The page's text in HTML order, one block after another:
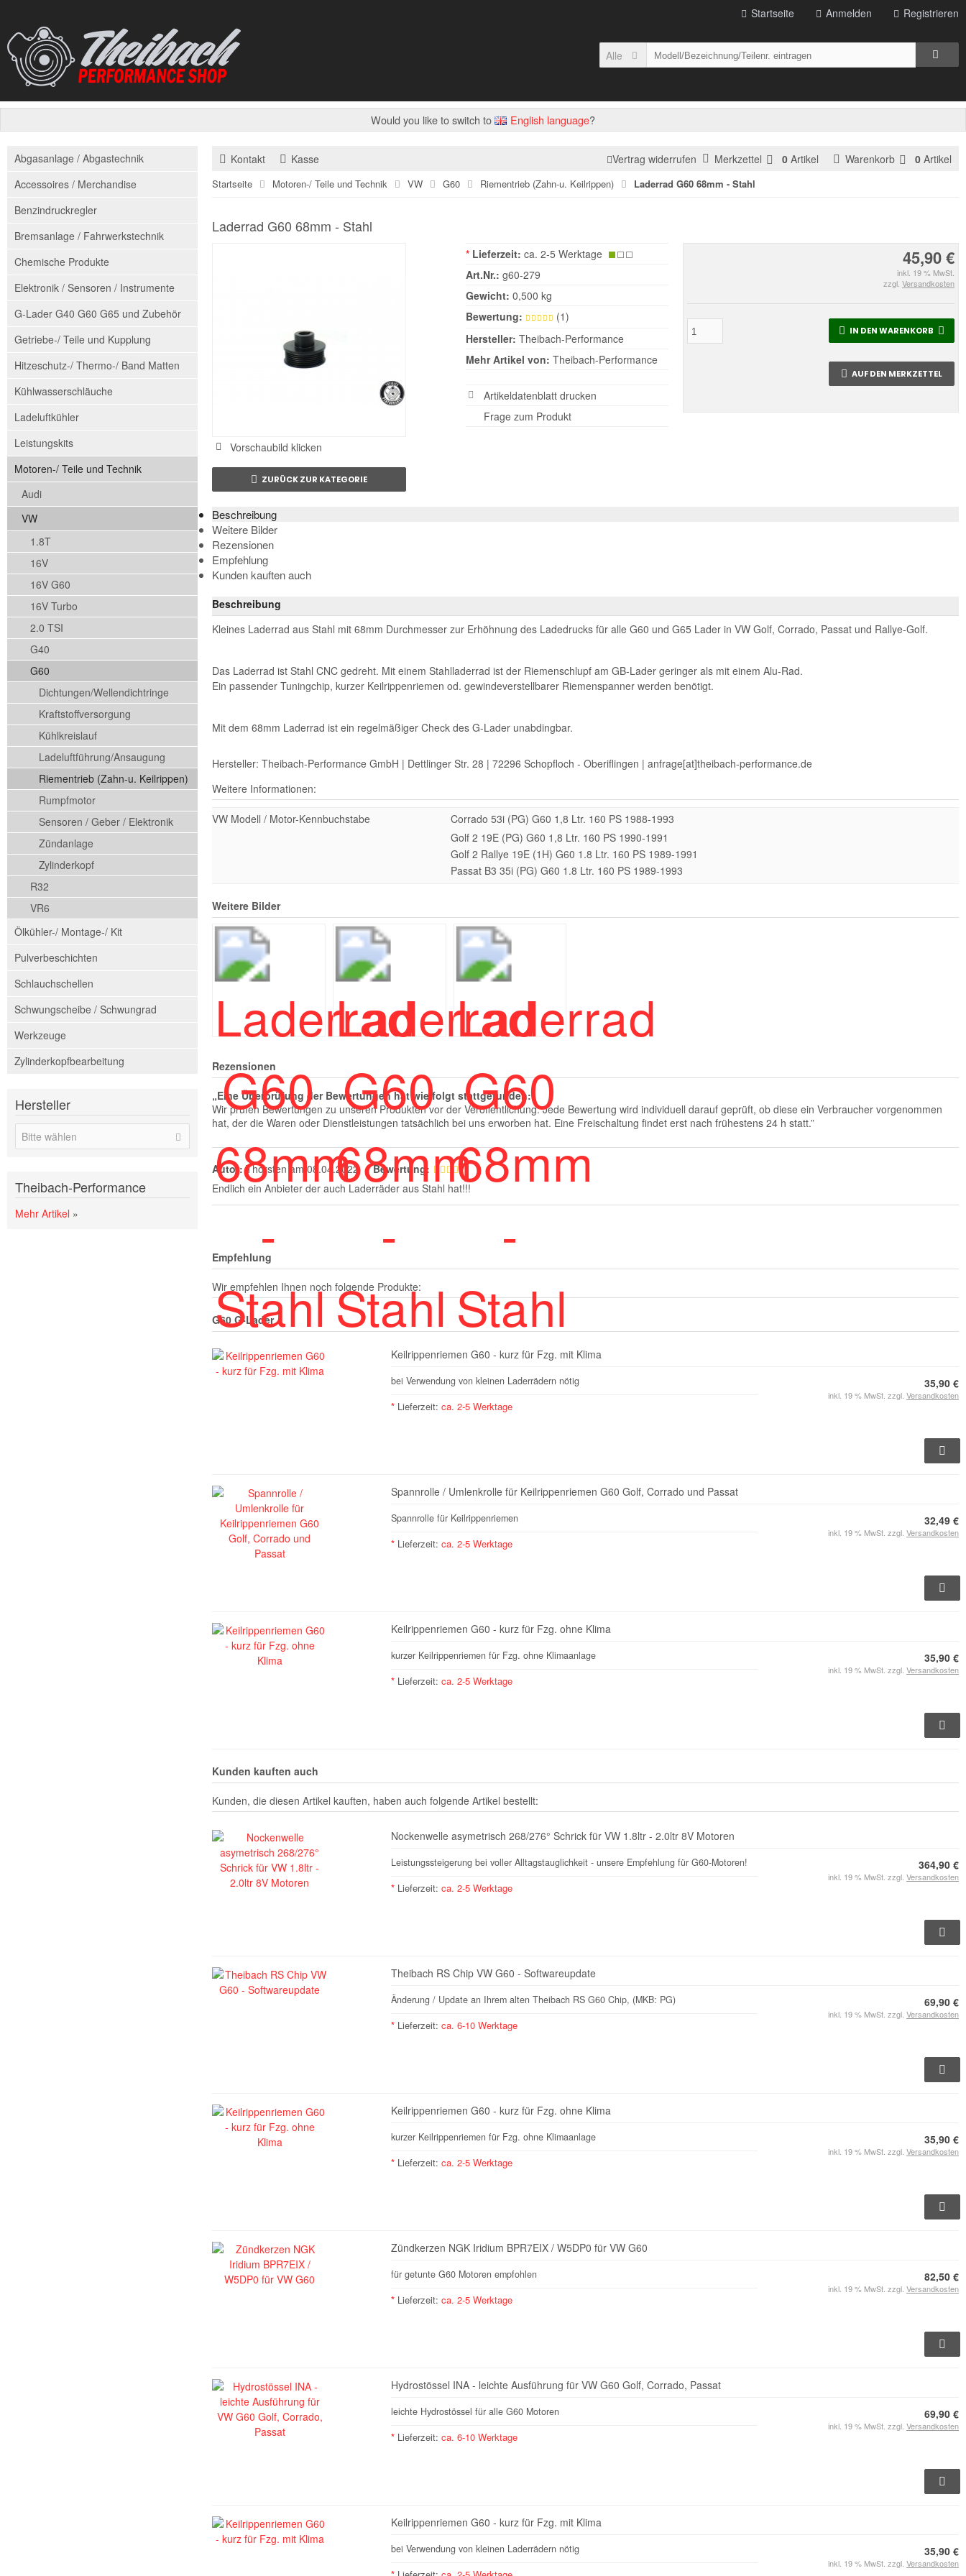
Registrieren
Anmelden
Startseite
Alle
Would you like to switch to English language?
Kontakt Kasse Warenkorb 0 Artikel
Vertrag widerrufen Merkzettel 0 Artikel
Startseite Motoren-/ Teile und Technik VW G60 Riementrieb (Zahn-u. Keilrippen) Laderrad G60 68mm - Stahl
Laderrad G60 68mm - Stahl
Vorschaubild klicken
ZURÜCK ZUR KATEGORIE
45,90 €
inkl. 19 % MwSt.
zzgl. Versandkosten
IN DEN WARENKORB
AUF DEN MERKZETTEL
* Lieferzeit: ca. 2-5 Werktage
Art.Nr.: g60-279
Gewicht: 0,500 kg
Bewertung:
(1)
Hersteller: Theibach-Performance
Mehr Artikel von: Theibach-Performance
Artikeldatenblatt drucken
Frage zum Produkt
Beschreibung
Weitere Bilder
Rezensionen
Empfehlung
Kunden kauften auch
Beschreibung
Kleines Laderrad aus Stahl mit 68mm Durchmesser zur Erhöhnung des Ladedrucks für alle G60 und G65 Lader in VW Golf, Corrado, Passat und Rallye-Golf.
Das Laderrad ist Stahl CNC gedreht. Mit einem Stahlladerrad ist der Riemenschlupf am GB-Lader geringer als mit einem Alu-Rad.
Ein passender Tuningchip, kurzer Keilrippenriemen od. gewindeverstellbarer Riemenspanner werden benötigt.
Mit dem 68mm Laderrad ist ein regelmäßiger Check des G-Lader unabdingbar.
Hersteller: Theibach-Performance GmbH | Dettlinger Str. 28 | 72296 Schopfloch - Oberiflingen | anfrage[at]theibach-performance.de
Weitere Informationen:
VW Modell / Motor-Kennbuchstabe
Corrado 53i (PG) G60 1,8 Ltr. 160 PS 1988-1993
Golf 2 19E (PG) G60 1,8 Ltr. 160 PS 1990-1991
Golf 2 Rallye 19E (1H) G60 1.8 Ltr. 160 PS 1989-1991
Passat B3 35i (PG) G60 1.8 Ltr. 160 PS 1989-1993
Weitere Bilder
Rezensionen
„Eine Überprüfung der Bewertungen hat wie folgt stattgefunden:
Wir prüfen Bewertungen zu unseren Produkten vor der Veröffentlichung. Jede Bewertung wird individuell darauf geprüft, ob diese ein Verbraucher vorgenommen
hat, der die Waren oder Dienstleistungen tatsächlich bei uns erworben hat. Eine Freischaltung findet erst nach frühestens 24 h statt.”
Autor: Thorstenam 08.04.2022Bewertung:
Endlich ein Anbieter der auch Laderräder aus Stahl hat!!!
Empfehlung
Wir empfehlen Ihnen noch folgende Produkte:
G60 G-Lader
Keilrippenriemen G60 - kurz für Fzg. mit Klima
bei Verwendung von kleinen Laderrädern nötig
* Lieferzeit:ca. 2-5 Werktage
35,90 €
inkl. 19 % MwSt. zzgl. Versandkosten
Spannrolle / Umlenkrolle für Keilrippenriemen G60 Golf, Corrado und Passat
Spannrolle für Keilrippenriemen
* Lieferzeit:ca. 2-5 Werktage
32,49 €
inkl. 19 % MwSt. zzgl. Versandkosten
Keilrippenriemen G60 - kurz für Fzg. ohne Klima
kurzer Keilrippenriemen für Fzg. ohne Klimaanlage
* Lieferzeit:ca. 2-5 Werktage
35,90 €
inkl. 19 % MwSt. zzgl. Versandkosten
Kunden kauften auch
Kunden, die diesen Artikel kauften, haben auch folgende Artikel bestellt:
Nockenwelle asymetrisch 268/276° Schrick für VW 1.8ltr - 2.0ltr 8V Motoren
Leistungssteigerung bei voller Alltagstauglichkeit - unsere Empfehlung für G60-Motoren!
* Lieferzeit:ca. 2-5 Werktage
364,90 €
inkl. 19 % MwSt. zzgl. Versandkosten
Theibach RS Chip VW G60 - Softwareupdate
Änderung / Update an Ihrem alten Theibach RS G60 Chip, (MKB: PG)
* Lieferzeit:ca. 6-10 Werktage
69,90 €
inkl. 19 % MwSt. zzgl. Versandkosten
Keilrippenriemen G60 - kurz für Fzg. ohne Klima
kurzer Keilrippenriemen für Fzg. ohne Klimaanlage
* Lieferzeit:ca. 2-5 Werktage
35,90 €
inkl. 19 % MwSt. zzgl. Versandkosten
Zündkerzen NGK Iridium BPR7EIX / W5DP0 für VW G60
für getunte G60 Motoren empfohlen
* Lieferzeit:ca. 2-5 Werktage
82,50 €
inkl. 19 % MwSt. zzgl. Versandkosten
Hydrostössel INA - leichte Ausführung für VW G60 Golf, Corrado, Passat
leichte Hydrostössel für alle G60 Motoren
* Lieferzeit:ca. 6-10 Werktage
69,90 €
inkl. 19 % MwSt. zzgl. Versandkosten
Keilrippenriemen G60 - kurz für Fzg. mit Klima
bei Verwendung von kleinen Laderrädern nötig 35,90 €
inkl. 19 % MwSt. zzgl. Versandkosten
Abgasanlage / Abgastechnik
Accessoires / Merchandise
Benzindruckregler
Bremsanlage / Fahrwerkstechnik
Chemische Produkte
Elektronik / Sensoren / Instrumente
G-Lader G40 G60 G65 und Zubehör
Getriebe-/ Teile und Kupplung
Hitzeschutz-/ Thermo-/ Band Matten
Kühlwasserschläuche
Ladeluftkühler
Leistungskits
Motoren-/ Teile und Technik
Audi
VW
1.8T
16V
16V G60
16V Turbo
2.0 TSI
G40
G60
Dichtungen/Wellendichtringe
Kraftstoffversorgung
Kühlkreislauf
Ladeluftführung/Ansaugung
Riementrieb (Zahn-u. Keilrippen)
Rumpfmotor
Sensoren / Geber / Elektronik
Zündanlage
Zylinderkopf
R32
VR6
Ölkühler-/ Montage-/ Kit
Pulverbeschichten
Schlauchschellen
Schwungscheibe / Schwungrad
Werkzeuge
Zylinderkopfbearbeitung
Hersteller
Bitte wählen
Theibach-Performance
Mehr Artikel »